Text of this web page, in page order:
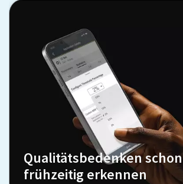
Qualitätsbedenken schon
frühzeitig erkennen